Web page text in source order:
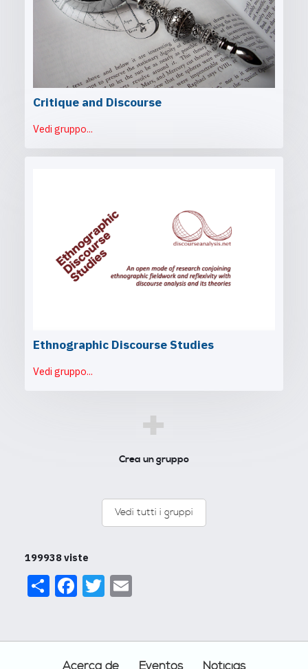
Critique and Discourse
Vedi gruppo...
Ethnographic Discourse Studies
Vedi gruppo...
+
Crea un gruppo
Vedi tutti i gruppi
199938 viste
ShareFacebook
Twitter